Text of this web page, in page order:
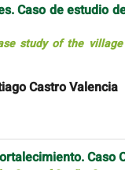
Caso de estudio
study of the
Castro Valencia
Caso